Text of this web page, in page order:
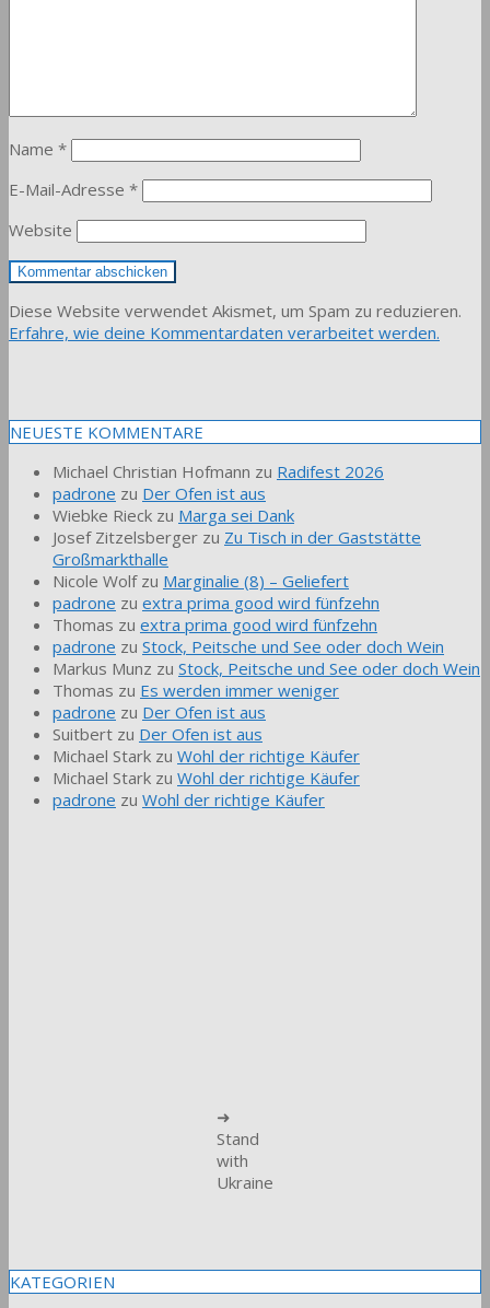
Name *
E-Mail-Adresse *
Website
Diese Website verwendet Akismet, um Spam zu reduzieren.
Erfahre, wie deine Kommentardaten verarbeitet werden.
NEUESTE KOMMENTARE
Michael Christian Hofmann zu Radifest 2026
padrone zu Der Ofen ist aus
Wiebke Rieck zu Marga sei Dank
Josef Zitzelsberger zu Zu Tisch in der Gaststätte
Großmarkthalle
Nicole Wolfzu Marginalie (8) – Geliefert
padrone zu extra prima good wird fünfzehn
Thomas zu extra prima good wird fünfzehn
padrone zu Stock, Peitsche und See oder doch Wein
Markus Munz zu Stock, Peitsche und See oder doch Wein
Thomas zu Es werden immer weniger
padrone zu Der Ofen ist aus
Suitbert zu Der Ofen ist aus
Michael Stark zu Wohl der richtige Käufer
Michael Stark zu Wohl der richtige Käufer
padrone zu Wohl der richtige Käufer
➜
Stand
with
Ukraine
KATEGORIEN